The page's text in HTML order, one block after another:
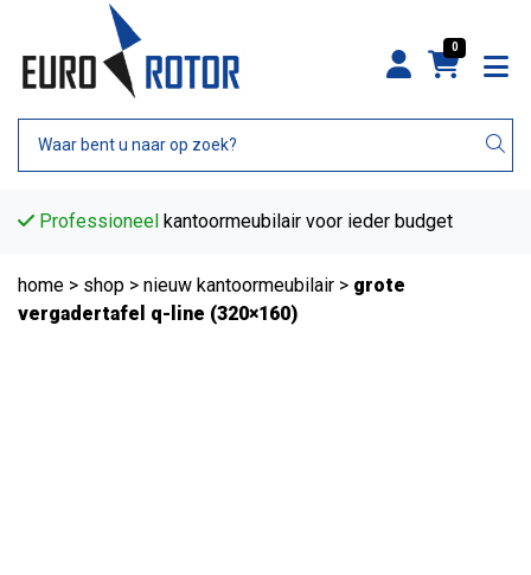
0
Professioneel kantoormeubilair voor ieder budget
home > shop > nieuw kantoormeubilair > grote
vergadertafel q-line (320×160)